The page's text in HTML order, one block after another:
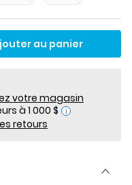
au panier
votre magasin
i
retours